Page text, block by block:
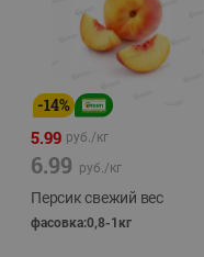
-14%
5.99 руб./кг
6.99 руб./кг
Персик свежий вес
фасовка:0,8-1кг